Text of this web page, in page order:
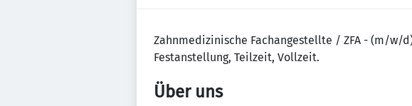
Zahnmedizinische Fachangestellte / ZFA - (m/w/
Festanstellung, Teilzeit, Vollzeit.
Über uns